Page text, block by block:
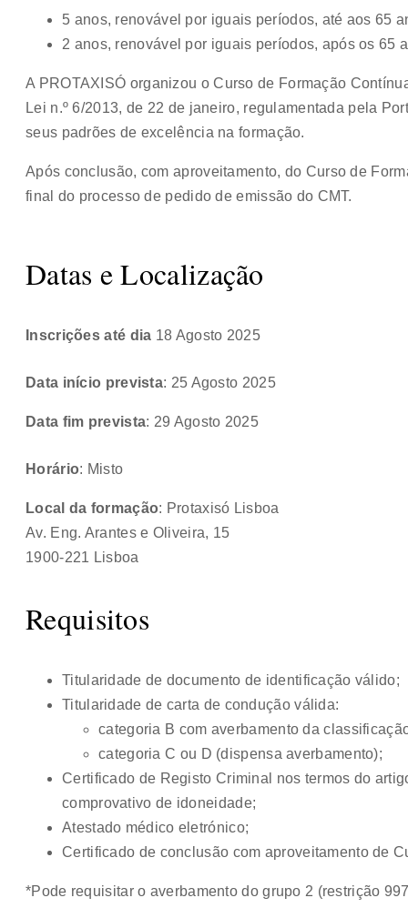
5 anos, renovável por iguais períodos, até aos 65
2 anos, renovável por iguais períodos, após os 65
A PROTAXISÓ organizou o Curso de Formação
Lei n.º 6/2013, de 22 de janeiro, regulamentada pela
seus padrões de excelência na formação.
Após conclusão, com aproveitamento, do Curso de
final do processo de pedido de emissão do CMT.
Datas e Localização
Inscrições até dia 18 Agosto 2025
Data início prevista: 25 Agosto 2025
Data fim prevista: 29 Agosto 2025
Horário: Misto
Local da formação: Protaxisó Lisboa
Av. Eng. Arantes e Oliveira, 15
1900-221 Lisboa
Requisitos
Titularidade de documento de identificação válido;
Titularidade de carta de condução válida:
categoria B com averbamento da
categoria C ou D (dispensa averbamento);
Certificado de Registo Criminal nos termos do
comprovativo de idoneidade;
Atestado médico eletrónico;
Certificado de conclusão com aproveitamento de
*Pode requisitar o averbamento do grupo 2 (restrição